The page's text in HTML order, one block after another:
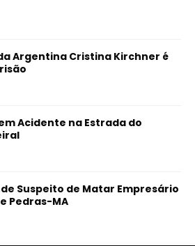
Argentina Cristina Kirchner é
Acidente na Estrada do
Suspeito de Matar Empresário
Pedras-MA